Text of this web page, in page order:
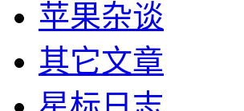
苹果杂谈
其它文章